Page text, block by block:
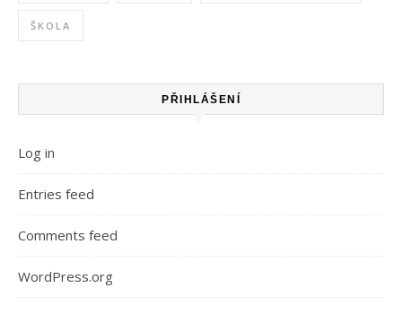
ŠKOLA
PŘIHLÁŠENÍ
Log in
Entries feed
Comments feed
WordPress.org